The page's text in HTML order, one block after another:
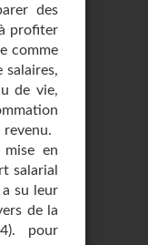
des
profiter
comme
salaires,
de vie,
revenu.
en
salarial
su leur
de la
pour